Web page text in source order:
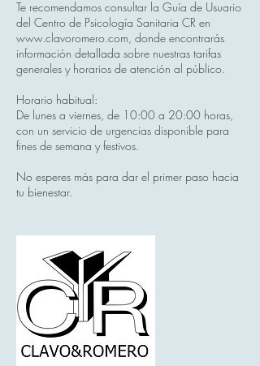
Te recomendamos consultar la Guía de Usuario
del Centro de Psicología Sanitaria CR en
www.clavoromero.com, donde encontrarás
información detallada sobre nuestras tarifas
generales y horarios de atención al público.
Horario habitual:
De lunes a viernes, de 10:00 a 20:00 horas,
con un servicio de urgencias disponible para
fines de semana y festivos.
No esperes más para dar el primer paso hacia
tu bienestar.